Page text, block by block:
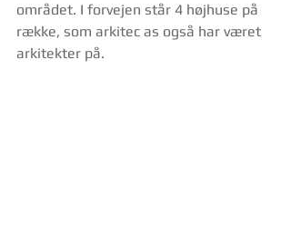
området. I forvejen står 4 højhuse på
række, som arkitec as også har været
arkitekter på.